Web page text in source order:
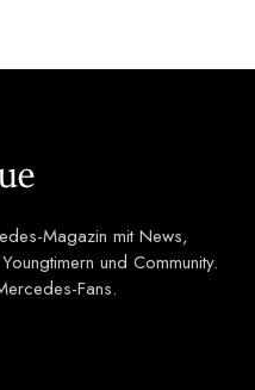
Magazin mit News,
und Community.
Fans.